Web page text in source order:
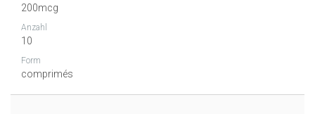
200mcg
Anzahl
10
Form
comprimés